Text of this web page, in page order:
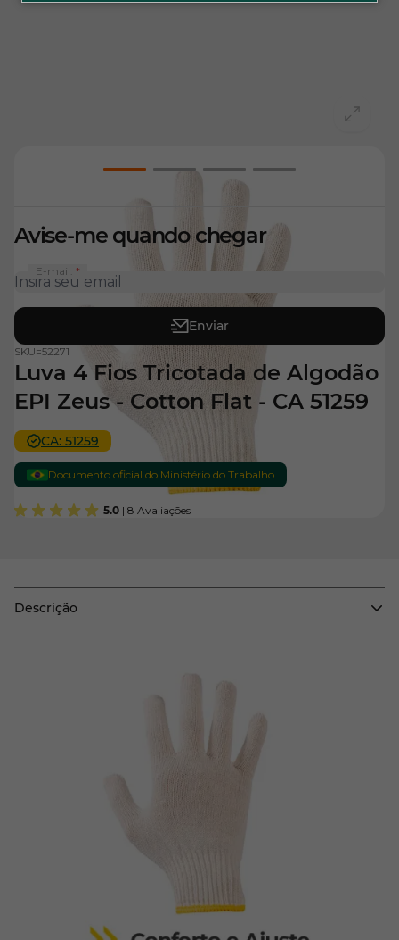
CA: 51259
Documento oficial do Ministério do Trabalho
5.0 | 8 Avaliações
SKU=52271
Luva 4 Fios Tricotada de Algodão
EPI Zeus - Cotton Flat - CA 51259
Avise-me quando chegar
E-mail:
Enviar
Descrição